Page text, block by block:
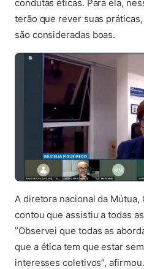
condutas éticas. Para ela,
terão que rever suas
são consideradas boas.
A diretora nacional da
contou que assistiu a todas
”Observei que todas as
que a ética tem que estar
interesses coletivos”, afirmou.